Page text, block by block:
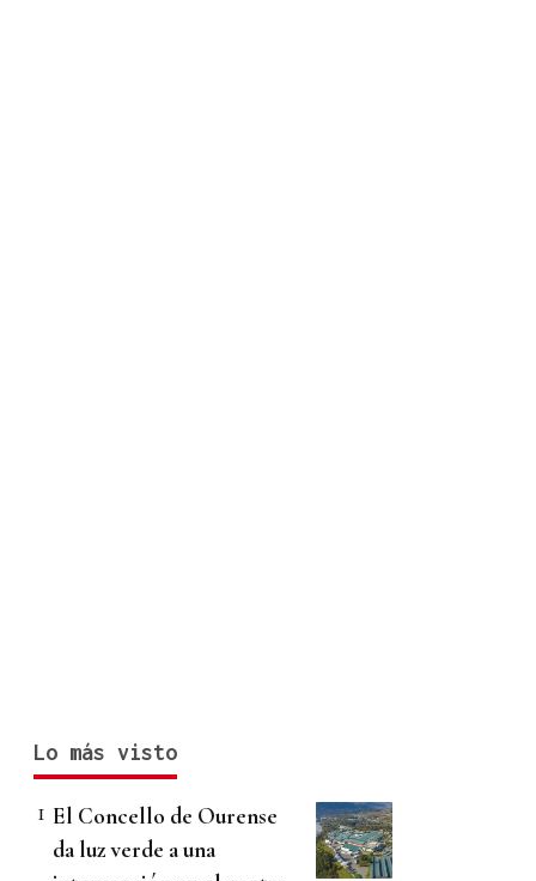
Lo más visto
El Concello de Ourense
da luz verde a una